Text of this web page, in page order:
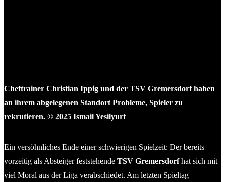
Cheftrainer Christian Ippig und der TSV Gremersdorf haben
an ihrem abgelegenen Standort Probleme, Spieler zu
rekrutieren. © 2025 Ismail Yesilyurt
Ein versöhnliches Ende einer schwierigen Spielzeit: Der bereits
vorzeitig als Absteiger feststehende TSV Gremersdorfhat sich mit
viel Moral aus der Liga verabschiedet. Am letzten Spieltag